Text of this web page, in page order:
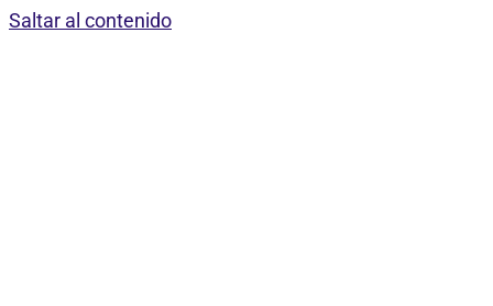
Saltar al contenido